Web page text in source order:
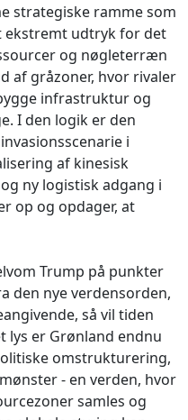
strategiske ramme som
ekstremt udtryk for det
og nøgleterræn
af gråzoner, hvor rivaler
infrastruktur og
I den logik er den
i
af kinesisk
ny logistisk adgang i
op og opdager, at
Trump på punkter
den nye verdensorden,
så vil tiden
lys er Grønland endnu
omstrukturering,
- en verden, hvor
samles og